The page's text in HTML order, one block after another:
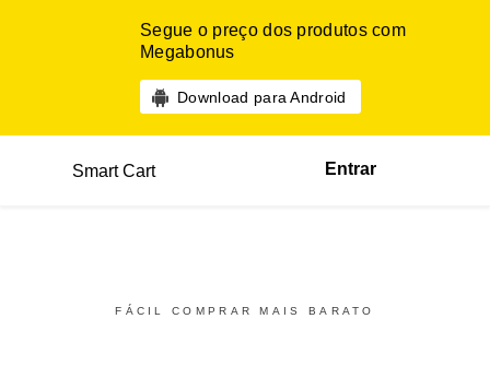
Segue o preço dos produtos com
Megabonus
Download para Android
Smart Cart Entrar
FÁCIL COMPRAR MAIS BARATO